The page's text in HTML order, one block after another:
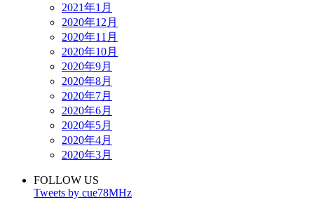
2021年1月
2020年12月
2020年11月
2020年10月
2020年9月
2020年8月
2020年7月
2020年6月
2020年5月
2020年4月
2020年3月
FOLLOW US
Tweets by cue78MHz